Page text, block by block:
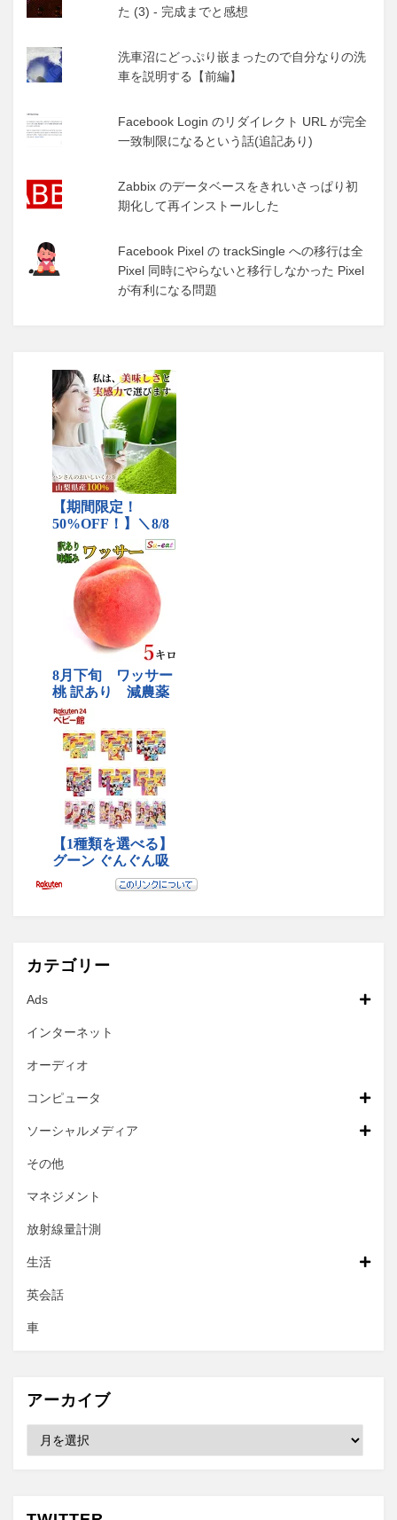
た (3) - 完成までと感想
洗車沼にどっぷり嵌まったので自分なりの洗
車を説明する【前編】
Facebook Login のリダイレクト URL が完全
一致制限になるという話(追記あり)
Zabbix のデータベースをきれいさっぱり初
期化して再インストールした
Facebook Pixel の trackSingle への移行は全
Pixel 同時にやらないと移行しなかった Pixel
が有利になる問題
カテゴリー
Ads
インターネット
オーディオ
コンピュータ
ソーシャルメディア
その他
マネジメント
放射線量計測
生活
英会話
車
アーカイブ
ブ